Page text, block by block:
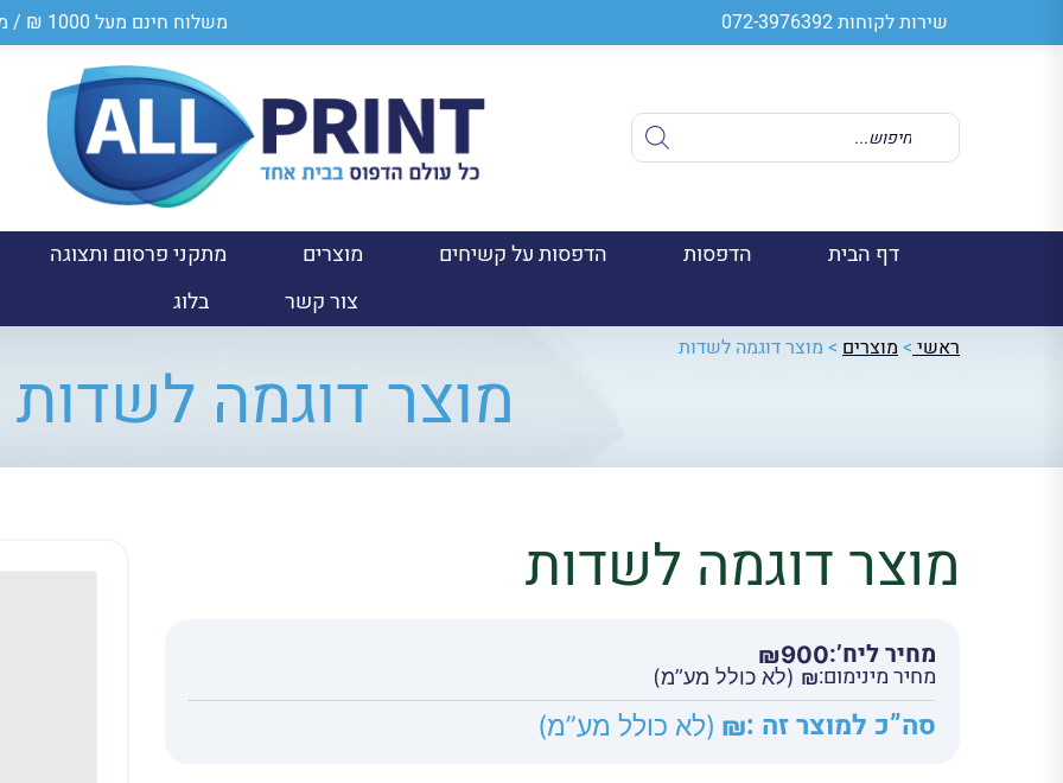
שירות לקוחות072-3976392 משלוח חינם מעל 1000 ₪ / מספר ספק במשרד הביטחון 0011024950
Products
search
דף הבית הדפסות הדפסות על קשיחים מוצרים
מתקני פרסום ותצוגה
צור קשר
בלוג
ראשי > מוצרים > מוצר דוגמה לשדות
מוצר דוגמה לשדות
מוצר דוגמה לשדות
מחיר ליח’: ₪900
מחיר מינימום:₪ (לא כולל מע”מ)
סה”כ למוצר זה :₪ (לא כולל מע”מ)